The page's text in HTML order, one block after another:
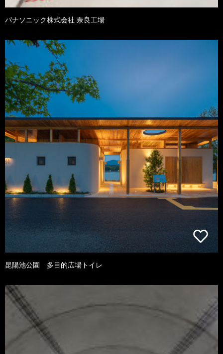
パナソニック株式会社 奈良工場
昆陽池公園 多目的広場トイレ